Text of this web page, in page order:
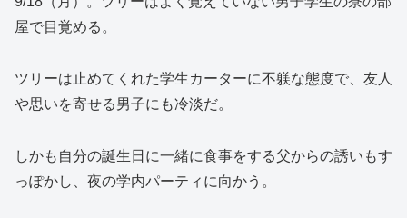
屋で目覚める。
ツリーは止めてくれた学生カーターに不躾な態度で、友人
や思いを寄せる男子にも冷淡だ。
しかも自分の誕生日に一緒に食事をする父からの誘いもす
っぽかし、夜の学内パーティに向かう。